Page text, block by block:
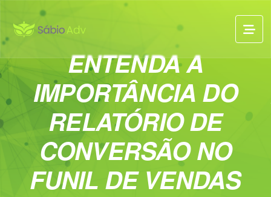
ENTENDA A
IMPORTÂNCIA DO
RELATÓRIO DE
CONVERSÃO NO
FUNIL DE VENDAS